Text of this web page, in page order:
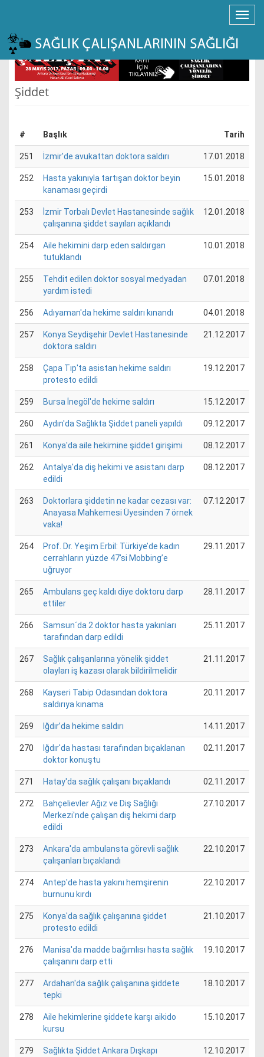
Şiddet
# Başlık Tarih
251 İzmir'de avukattan doktora saldırı 17.01.2018
252
Hasta yakınıyla tartışan doktor beyin
kanaması geçirdi
15.01.2018
253
İzmir Torbalı Devlet Hastanesinde sağlık
çalışanına şiddet sayıları açıklandı
12.01.2018
254
Aile hekimini darp eden saldırgan
tutuklandı
10.01.2018
255
Tehdit edilen doktor sosyal medyadan
yardım istedi
07.01.2018
256 Adıyaman'da hekime saldırı kınandı 04.01.2018
257
Konya Seydişehir Devlet Hastanesinde
doktora saldırı
21.12.2017
258
Çapa Tıp'ta asistan hekime saldırı
protesto edildi
19.12.2017
259 Bursa İnegöl'de hekime saldırı 15.12.2017
260 Aydın'da Sağlıkta Şiddet paneli yapıldı 09.12.2017
261 Konya'da aile hekimine şiddet girişimi 08.12.2017
262
Antalya'da diş hekimi ve asistanı darp
edildi
08.12.2017
263
Doktorlara şiddetin ne kadar cezası var:
Anayasa Mahkemesi Üyesinden 7 örnek
vaka!
07.12.2017
264
Prof. Dr. Yeşim Erbil: Türkiye’de kadın
cerrahların yüzde 47’si Mobbing’e
uğruyor
29.11.2017
265
Ambulans geç kaldı diye doktoru darp
ettiler
28.11.2017
266
Samsun´da 2 doktor hasta yakınları
tarafından darp edildi
25.11.2017
267
Sağlık çalışanlarına yönelik şiddet
olayları iş kazası olarak bildirilmelidir
21.11.2017
268
Kayseri Tabip Odasından doktora
saldırıya kınama
20.11.2017
269 Iğdır’da hekime saldırı 14.11.2017
270
Iğdır'da hastası tarafından bıçaklanan
doktor konuştu
02.11.2017
271 Hatay'da sağlık çalışanı bıçaklandı 02.11.2017
272
Bahçelievler Ağız ve Diş Sağlığı
Merkezi'nde çalışan diş hekimi darp
edildi
27.10.2017
273
Ankara'da ambulansta görevli sağlık
çalışanları bıçaklandı
22.10.2017
274
Antep'de hasta yakını hemşirenin
burnunu kırdı
22.10.2017
275
Konya'da sağlık çalışanına şiddet
protesto edildi
21.10.2017
276
Manisa'da madde bağımlısı hasta sağlık
çalışanını darp etti
19.10.2017
277
Ardahan'da sağlık çalışanına şiddete
tepki
18.10.2017
278
Aile hekimlerine şiddete karşı aikido
kursu
15.10.2017
279 Sağlıkta Şiddet Ankara Dışkapı 12.10.2017